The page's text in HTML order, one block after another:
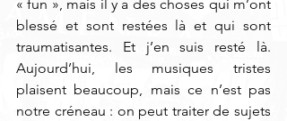
« fun », mais il y a des choses qui m’ont
blessé et sont restées là et qui sont
traumatisantes. Et j’en suis resté là.
Aujourd’hui, les musiques tristes
plaisent beaucoup, mais ce n’est pas
notre créneau : on peut traiter de sujets